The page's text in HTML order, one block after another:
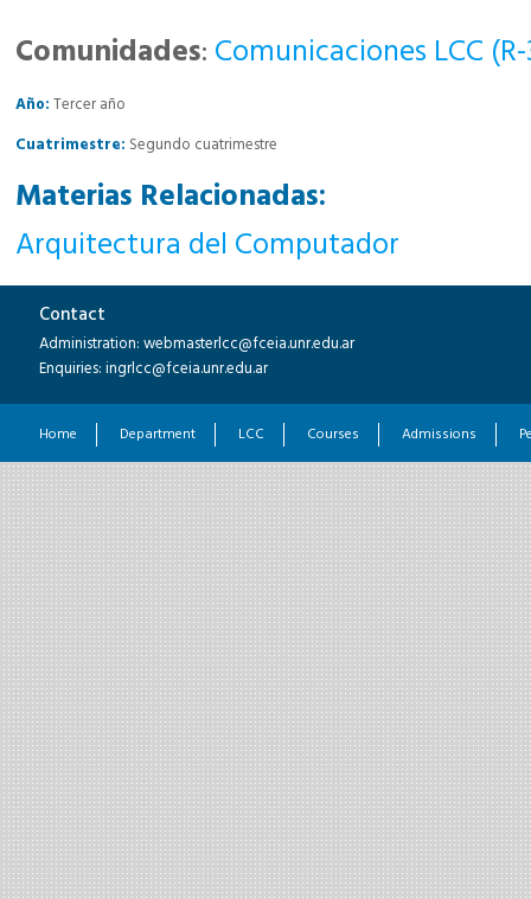
Comunidades:Comunicaciones LCC
Año:Tercer año
Cuatrimestre: Segundo cuatrimestre
Materias Relacionadas:
Arquitectura del Computador
Contact
Administration: webmasterlcc@fceia.unr.edu.ar
Enquiries: ingrlcc@fceia.unr.edu.ar
Home Department LCC Courses Admissions